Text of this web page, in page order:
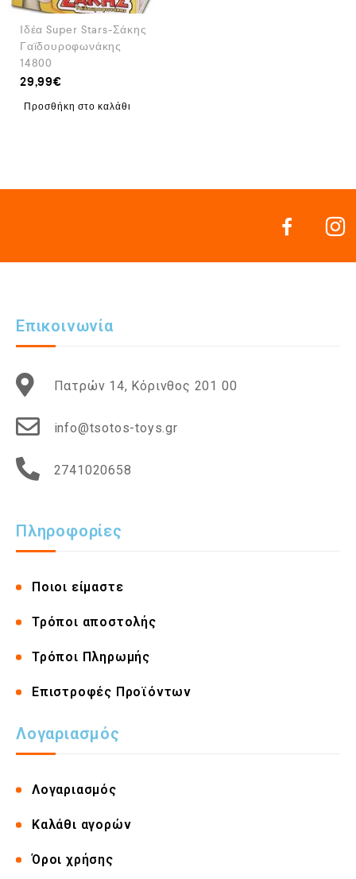
Ιδέα Super Stars-Σάκης
Γαϊδουροφωνάκης
14800
29,99€
Προσθήκη στο καλάθι
Επικοινωνία
Πατρών 14, Κόρινθος 201 00
info@tsotos-toys.gr
2741020658
Πληροφορίες
Ποιοι είμαστε
Τρόποι αποστολής
Τρόποι Πληρωμής
Επιστροφές Προϊόντων
Λογαριασμός
Λογαριασμός
Καλάθι αγορών
Όροι χρήσης